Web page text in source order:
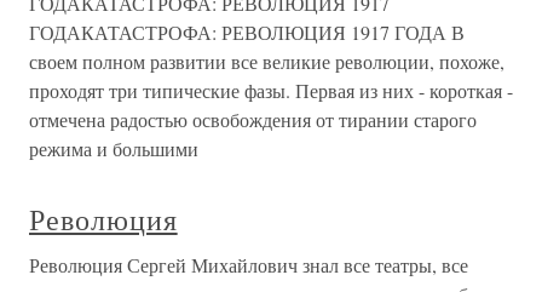
ГОДАКАТАСТРОФА: РЕВОЛЮЦИЯ 1917 ГОДА В
своем полном развитии все великие революции, похоже,
проходят три типические фазы. Первая из них - короткая -
отмечена радостью освобождения от тирании старого
режима и большими
Революция
Революция Сергей Михайлович знал все театры, все